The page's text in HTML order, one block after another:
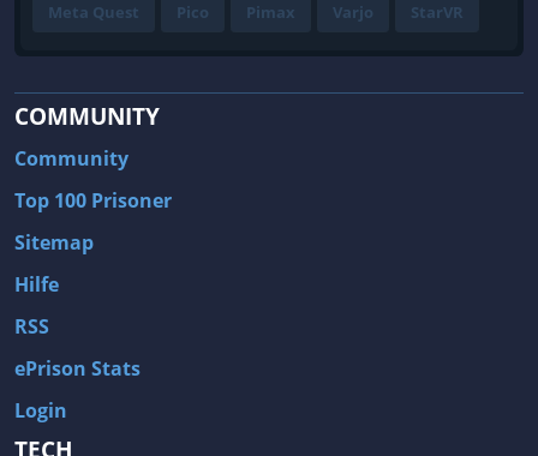
Meta Quest Pico Pimax Varjo StarVR
COMMUNITY
Community
Top 100 Prisoner
Sitemap
Hilfe
RSS
ePrison Stats
Login